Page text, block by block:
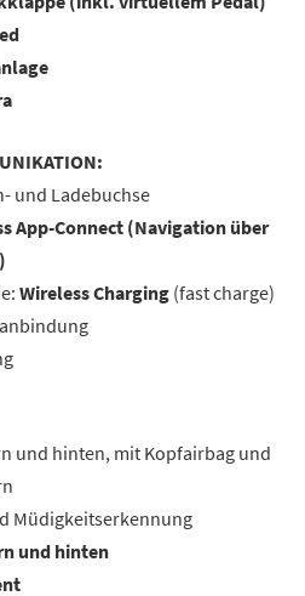
und Ladebuchse
App-Connect (Navigation über
Wireless Charging (fast charge)
und hinten, mit Kopfairbag und
Müdigkeitserkennung
und hinten